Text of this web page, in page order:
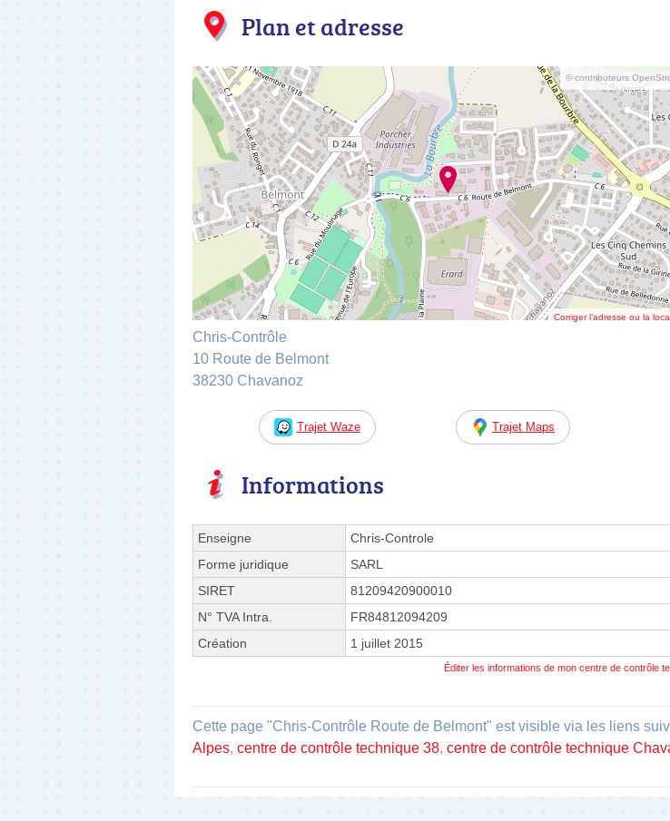
Plan et adresse
© contributeurs
Corriger l’adresse ou la
Chris-Contrôle
10 Route de Belmont
38230 Chavanoz
Trajet Waze Trajet Maps
Informations
Enseigne
Chris-Controle
Forme juridique
SARL
SIRET
81209420900010
N° TVA Intra.
FR84812094209
Création
1 juillet 2015
Éditer les informations de mon centre de contrôle
Cette page "Chris-Contrôle Route de Belmont" est visible via les liens
Alpes, centre de contrôle technique 38, centre de contrôle technique